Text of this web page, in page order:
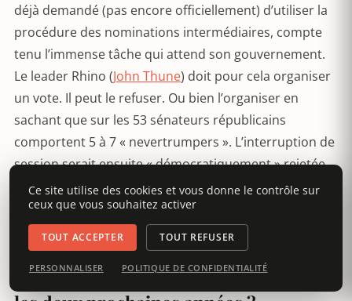
déjà demandé (pas encore officiellement) d’utiliser la
procédure des nominations intermédiaires, compte
tenu l’immense tâche qui attend son gouvernement.
Le leader Rhino (John Thune) doit pour cela organiser
un vote. Il peut le refuser. Ou bien l’organiser en
sachant que sur les 53 sénateurs républicains
comportent 5 à 7 « nevertrumpers ». L’interruption de
session serait ensuite « démocratiquement » rejetée.
Donc la procédure va s’étirer en
longueur afin de permette aux médias
de jeter des tombereaux d’opprobre
sur Trump via ses candidats pendant
Ce site utilise des cookies et vous donne le contrôle sur
ceux que vous souhaitez activer
TOUT ACCEPTER TOUT REFUSER
PERSONNALISER POLITIQUE DE CONFIDENTIALITÉ